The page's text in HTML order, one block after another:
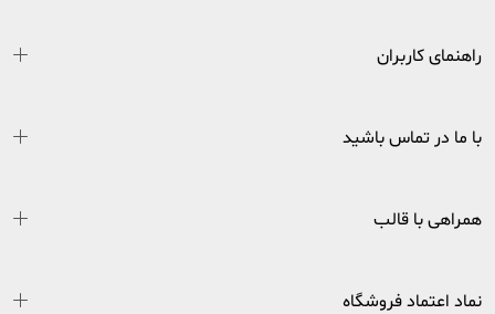
راهنمای کاربران
با ما در تماس باشید
همراهی با قالب
نماد اعتماد فروشگاه